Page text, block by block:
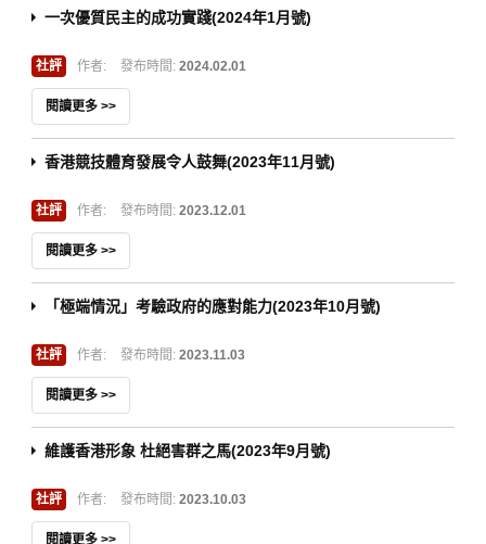
一次優質民主的成功實踐(2024年1月號)
社評 作者: 發布時間: 2024.02.01
閱讀更多 >>
香港競技體育發展令人鼓舞(2023年11月號)
社評 作者: 發布時間: 2023.12.01
閱讀更多 >>
「極端情況」考驗政府的應對能力(2023年10月號)
社評 作者: 發布時間: 2023.11.03
閱讀更多 >>
維護香港形象 杜絕害群之馬(2023年9月號)
社評 作者: 發布時間: 2023.10.03
閱讀更多 >>